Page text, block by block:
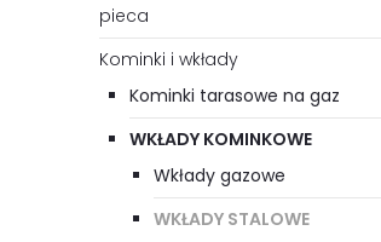
pieca
Kominki i wkłady
Kominki tarasowe na gaz
WKŁADY KOMINKOWE
Wkłady gazowe
WKŁADY STALOWE